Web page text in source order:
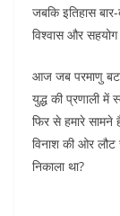
जबकि इतिहास बार-
विश्वास और
आज जब परमाणु
युद्ध की प्रणाली में
फिर से हमारे
विनाश की ओर
निकाला था?